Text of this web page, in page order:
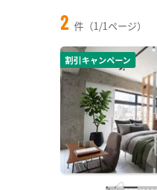
2 件（1/1ページ）
割引キャンペーン